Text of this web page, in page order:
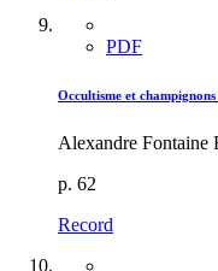
PDF
Occultisme et champignons
Alexandre Fontaine
p. 62
Record